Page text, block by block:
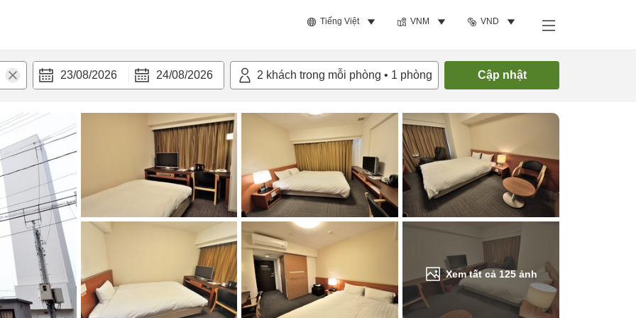
Tiếng Việt VNM VND
23/08/2026 24/08/2026 2 khách trong mỗi phòng • 1 phòng Cập nhật
Xem tất cả 125ảnh
nghi Tìm phòng trống